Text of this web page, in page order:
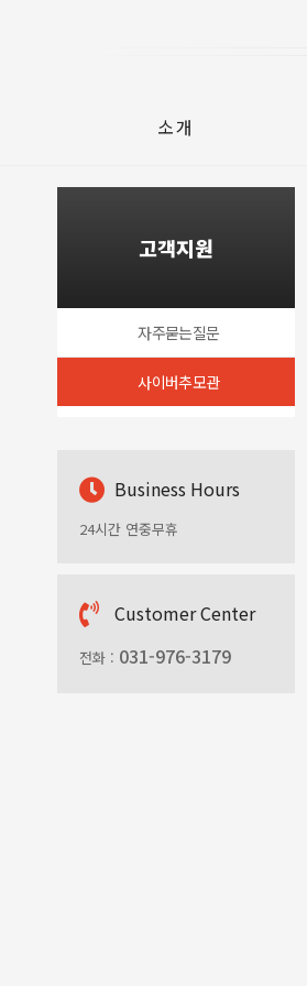
소개
고객지원
자주묻는질문
사이버추모관
Business Hours
24시간 연중무휴
Customer Center
전화 : 031-976-3179